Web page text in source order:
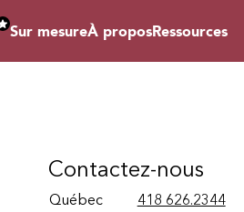
Sur mesureÀ proposRessources
Contactez-nous
Québec
418 626.2344